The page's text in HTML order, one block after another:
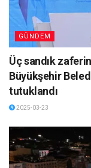
GÜNDEM
Üç sandık
Büyükşehir
tutuklandı
2025-03-23